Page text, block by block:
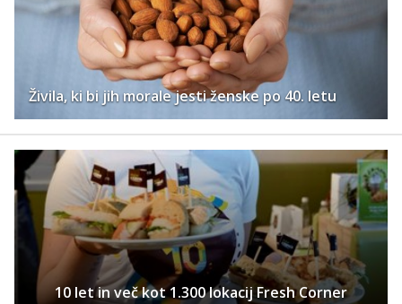
Živila, ki bi jih morale jesti ženske po 40. letu
10 let in več kot 1.300 lokacij Fresh Corner